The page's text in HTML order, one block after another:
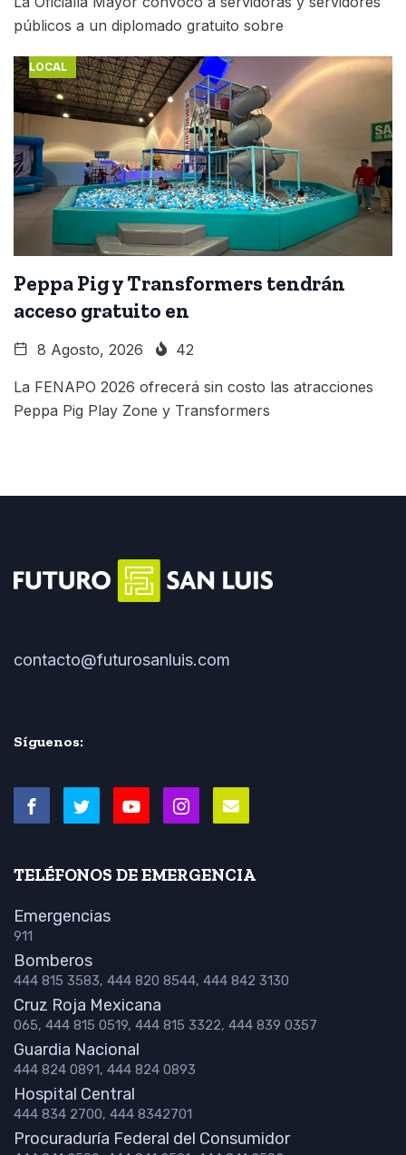
públicos a un diplomado gratuito sobre
LOCAL
Peppa Pig y Transformers tendrán
acceso gratuito en
8 Agosto, 2026 42
La FENAPO 2026 ofrecerá sin costo las atracciones
Peppa Pig Play Zone y Transformers
contacto@futurosanluis.com
Síguenos:
TELÉFONOS DE EMERGENCIA
Emergencias
911
Bomberos
444 815 3583, 444 820 8544, 444 842 3130
Cruz Roja Mexicana
065, 444 815 0519, 444 815 3322, 444 839 0357
Guardia Nacional
444 824 0891, 444 824 0893
Hospital Central
444 834 2700, 444 8342701
Procuraduría Federal del Consumidor